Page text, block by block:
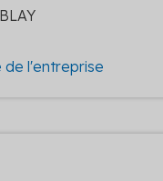
de l'entreprise